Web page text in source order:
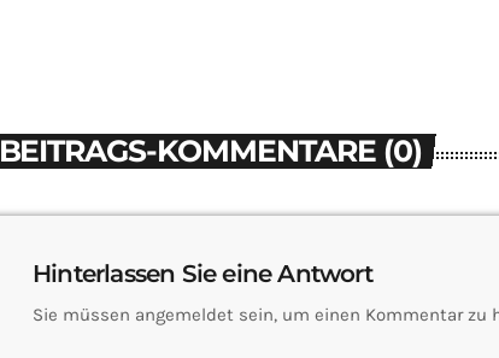
BEITRAGS-KOMMENTARE (0)
Hinterlassen Sie eine Antwort
Sie müssen angemeldet sein, um einen Kommentar zu